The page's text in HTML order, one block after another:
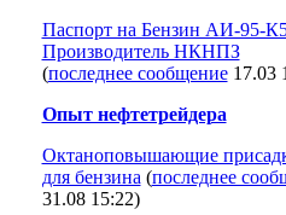
Паспорт на Бензин АИ-95-
Производитель НКНПЗ
(последнее сообщение 17.03
Опыт нефтетрейдера
Октаноповышающие
для бензина (последнее
31.08 15:22)